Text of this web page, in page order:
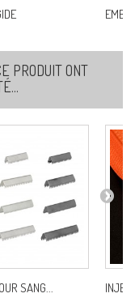
PRODUIT ONT
SANG...